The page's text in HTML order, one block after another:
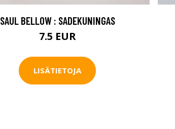
SAUL BELLOW : SADEKUNINGAS
7.5 EUR
LISÄTIETOJA